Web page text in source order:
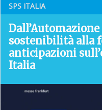
SPS ITALIA
Dall’Automazione
sostenibilità alla
anticipazioni
Italia